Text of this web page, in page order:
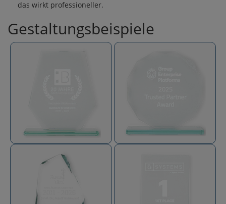
das wirkt professioneller.
Gestaltungsbeispiele